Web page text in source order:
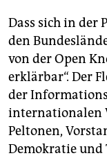
Informationen
Gar kein
Bayern, Sachsen
Dass sich in der
den
von der Open
erklärbar“. Der
der
internationalen
Peltonen,
Demokratie